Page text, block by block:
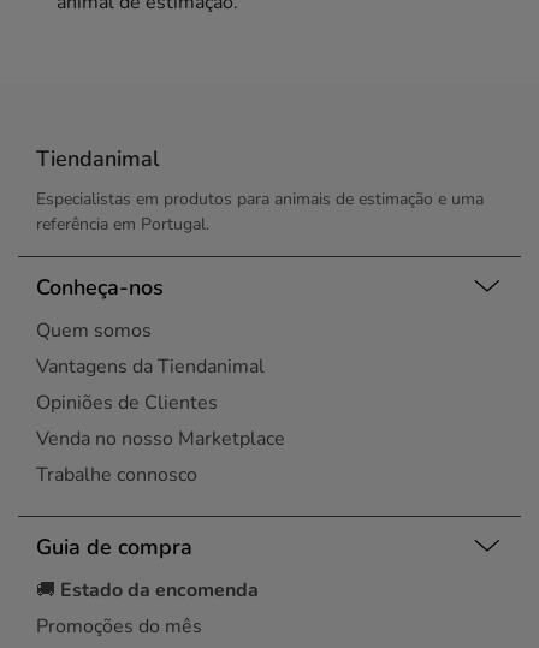
Tiendanimal
Especialistas em produtos para animais de estimação e uma
referência em Portugal.
Conheça-nos
Quem somos
Vantagens da Tiendanimal
Opiniões de Clientes
Venda no nosso Marketplace
Trabalhe connosco
Guia de compra
🚚 Estado da encomenda
Promoções do mês